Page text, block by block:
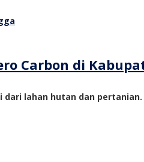
Carbon di
lahan hutan dan